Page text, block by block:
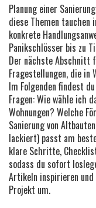
Planung einer
diese Themen tauchen
konkrete
Panikschlösser bis zu
Der nächste
Fragestellungen, die in
Im Folgenden findest
Fragen: Wie wähle ich
Wohnungen? Welche
Sanierung von
lackiert) passt am
klare Schritte,
sodass du sofort
Artikeln inspirieren und
Projekt um.